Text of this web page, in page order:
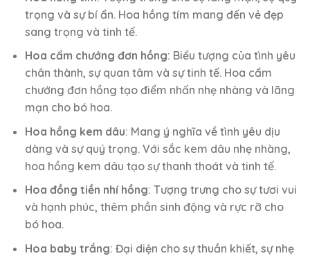
trọng và sự bí ẩn. Hoa hồng tím mang đến vẻ đẹp
sang trọng và tinh tế.
Hoa cẩm chướng đơn hồng: Biểu tượng của tình yêu
chân thành, sự quan tâm và sự tinh tế. Hoa cẩm
chướng đơn hồng tạo điểm nhấn nhẹ nhàng và lãng
mạn cho bó hoa.
Hoa hồng kem dâu: Mang ý nghĩa về tình yêu dịu
dàng và sự quý trọng. Với sắc kem dâu nhẹ nhàng,
hoa hồng kem dâu tạo sự thanh thoát và tinh tế.
Hoa đồng tiền nhí hồng: Tượng trưng cho sự tươi vui
và hạnh phúc, thêm phần sinh động và rực rỡ cho
bó hoa.
Hoa baby trắng: Đại diện cho sự thuần khiết, sự nhẹ